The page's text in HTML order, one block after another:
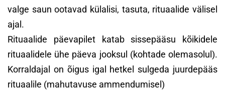
valge saun ootavad külalisi, tasuta, rituaalide välisel
ajal.
Rituaalide päevapilet katab sissepääsu kõikidele
rituaalidele ühe päeva jooksul (kohtade olemasolul).
Korraldajal on õigus igal hetkel sulgeda juurdepääs
rituaalile (mahutavuse ammendumisel)